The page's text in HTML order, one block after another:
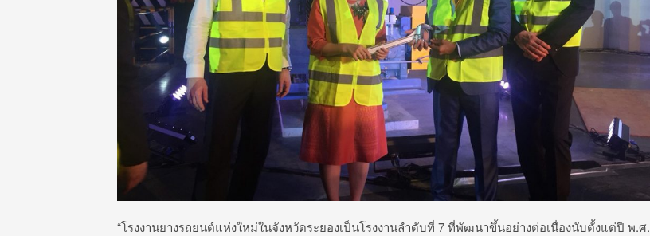
“โรงงานยางรถยนต์แห่งใหม่ในจังหวัดระยองเป็นโรงงานลำดับที่ 7 ที่พัฒนาขึ้นอย่างต่อเนื่องนับตั้งแต่ปี พ.ศ.